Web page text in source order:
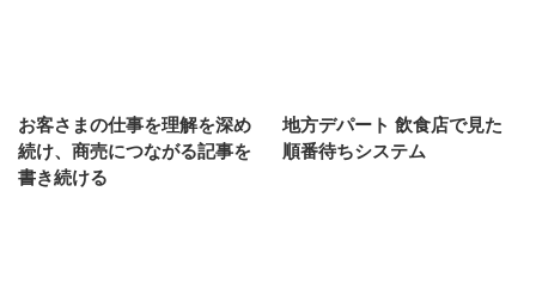
お客さまの仕事を理解を深め
続け、商売につながる記事を
書き続ける
地方デパート 飲食店で見た
順番待ちシステム